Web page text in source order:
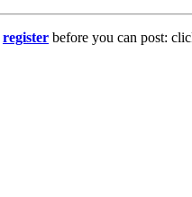
register before you can post: